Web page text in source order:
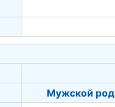
Мужской род